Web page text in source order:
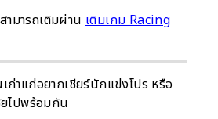
มารถเติมผ่านเติมเกม Racing
ก่าแก่อยากเชียร์นักแข่งโปร หรือ
ไปพร้อมกัน